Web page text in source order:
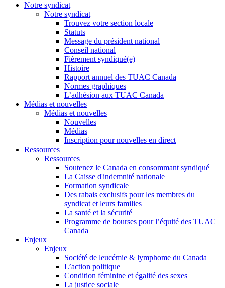
Notre syndicat
Notre syndicat
Trouvez votre section locale
Statuts
Message du président national
Conseil national
Fièrement syndiqué(e)
Histoire
Rapport annuel des TUAC Canada
Normes graphiques
L’adhésion aux TUAC Canada
Médias et nouvelles
Médias et nouvelles
Nouvelles
Médias
Inscription pour nouvelles en direct
Ressources
Ressources
Soutenez le Canada en consommant syndiqué
La Caisse d'indemnité nationale
Formation syndicale
Des rabais exclusifs pour les membres du
syndicat et leurs families
La santé et la sécurité
Programme de bourses pour l’équité des TUAC
Canada
Enjeux
Enjeux
Société de leucémie & lymphome du Canada
L’action politique
Condition féminine et égalité des sexes
La justice sociale